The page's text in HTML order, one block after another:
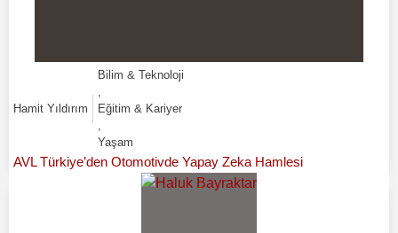
Hamit Yıldırım
Bilim & Teknoloji
,
Eğitim & Kariyer
,
Yaşam
AVL Türkiye’den Otomotivde Yapay Zeka Hamlesi